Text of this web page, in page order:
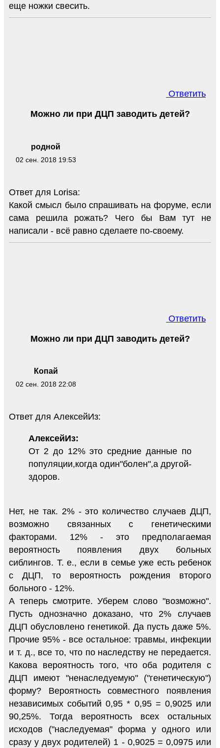
еще ножки свесить.
Ответить
родной
02 сен. 2018 19:53
Можно ли при ДЦП заводить детей?
Ответ для Lorisa:
Какой смысл было спрашивать на форуме, если
сама решила рожать? Чего бы Вам тут не
написали - всё равно сделаете по-своему.
Ответить
Копай
02 сен. 2018 22:08
Можно ли при ДЦП заводить детей?
Ответ для АлексейИз:
АлексейИз:
От 2 до 12% это средние данные по
популяции,когда один"болен",а другой-
здоров.
Нет, не так. 2% - это количество случаев ДЦП,
возможно связанных с генетическими
факторами. 12% - это предполагаемая
вероятность появления двух больных
сиблингов. Т. е., если в семье уже есть ребенок
с ДЦП, то вероятность рождения второго
больного - 12%.
А теперь смотрите. Уберем слово "возможно".
Пусть однозначно доказано, что 2% случаев
ДЦП обусловлено генетикой. Да пусть даже 5%.
Прочие 95% - все остальное: травмы, инфекции
и т. д., все то, что по наследству не передается.
Какова вероятность того, что оба родителя с
ДЦП имеют "ненаследуемую" ("генетическую")
форму? Вероятность совместного появления
независимых событий 0,95 * 0,95 = 0,9025 или
90,25%. Тогда вероятность всех остальных
исходов ("наследуемая" форма у одного или
сразу у двух родителей) 1 - 0,9025 = 0,0975 или